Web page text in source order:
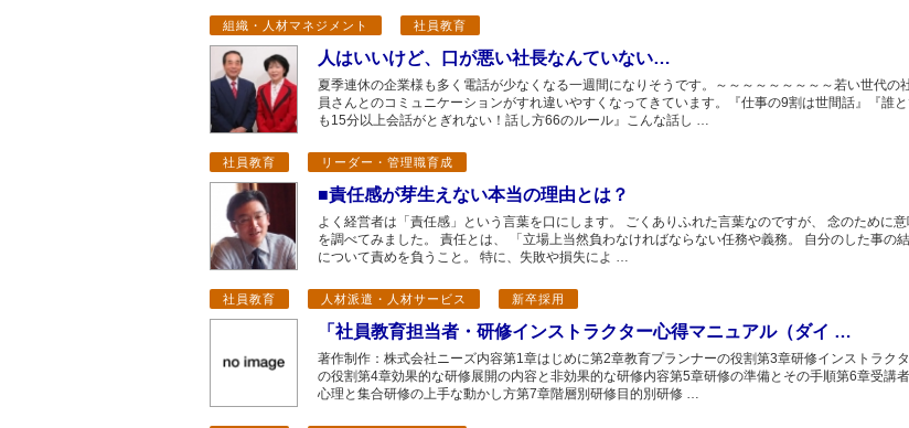
組織・人材マネジメント 社員教育
人はいいけど、口が悪い社長なんていない…
夏季連休の企業様も多く電話が少なくなる一週間になりそうです。～～～～～～～～～若い世代の
員さんとのコミュニケーションがすれ違いやすくなってきています。『仕事の9割は世間話』『誰
も15分以上会話がとぎれない！話し方66のルール』こんな話し …
社員教育 リーダー・管理職育成
■責任感が芽生えない本当の理由とは？
よく経営者は「責任感」という言葉を口にします。 ごくありふれた言葉なのですが、 念のために
を調べてみました。 責任とは、 「立場上当然負わなければならない任務や義務。 自分のした事の
について責めを負うこと。 特に、失敗や損失によ …
社員教育 人材派遣・人材サービス 新卒採用
「社員教育担当者・研修インストラクター心得マニュアル（ダイ …
著作制作：株式会社ニーズ内容第1章はじめに第2章教育プランナーの役割第3章研修インストラク
の役割第4章効果的な研修展開の内容と非効果的な研修内容第5章研修の準備とその手順第6章受講
心理と集合研修の上手な動かし方第7章階層別研修目的別研修 …